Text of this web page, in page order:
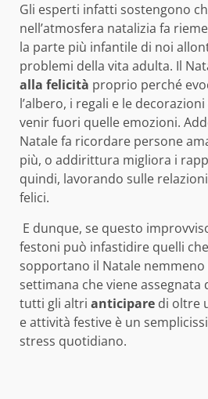
Gli esperti infatti sostengono
nell’atmosfera natalizia fa
la parte più infantile di noi
problemi della vita adulta. Il
alla felicità proprio perché
l’albero, i regali e le
venir fuori quelle emozioni.
Natale fa ricordare persone
più, o addirittura migliora i
quindi, lavorando sulle
felici.
E dunque, se questo
festoni può infastidire quelli
sopportano il Natale nemmeno
settimana che viene assegnata
tutti gli altri anticipare di oltre
e attività festive è un
stress quotidiano.